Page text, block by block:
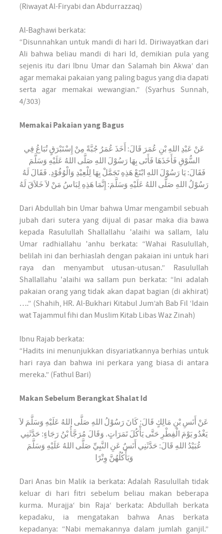
(Riwayat Al-Firyabi dan Abdurrazzaq)
Al-Baghawi berkata:
“Disunnahkan untuk mandi di hari Id. Diriwayatkan dari
Ali bahwa beliau mandi di hari Id, demikian pula yang
sejenis itu dari Ibnu Umar dan Salamah bin Akwa’ dan
agar memakai pakaian yang paling bagus yang dia dapati
serta agar memakai wewangian.” (Syarhus Sunnah,
4/303)
Memakai Pakaian yang Bagus
عَنْ عَبْدِ اللهِ بْنِ عُمَرَ قَالَ: أَخَذَ عُمَرُ جُبَّةً مِنْ إِسْتَبْرَقٍ تُبَاعُ فِي
السُّوْقِ فَأَخَذَهَا فَأَتَى بِهَا رَسُوْلَ اللهِ صَلَّى اللهُ عَلَيْهِ وَسَلَّمَ
فَقَالَ: يَا رَسُوْلَ اللهِ ابْتَعْ هَذِهِ تَجَمَّلْ بِهَا لِلْعِيْدِ وَالْوُفُوْدِ. فَقَالَ لَهُ
رَسُوْلُ اللهِ صَلَّى اللهُ عَلَيْهِ وَسَلَّمَ: إِنَّمَا هَذِهِ لِبَاسُ مَنْ لاَ خَلاَقَ لَهُ
Dari Abdullah bin Umar bahwa Umar mengambil sebuah
jubah dari sutera yang dijual di pasar maka dia bawa
kepada Rasulullah Shallallahu 'alaihi wa sallam, lalu
Umar radhiallahu 'anhu berkata: “Wahai Rasulullah,
belilah ini dan berhiaslah dengan pakaian ini untuk hari
raya dan menyambut utusan-utusan.” Rasulullah
Shallallahu 'alaihi wa sallam pun berkata: “Ini adalah
pakaian orang yang tidak akan dapat bagian (di akhirat)
….” (Shahih, HR. Al-Bukhari Kitabul Jum’ah Bab Fil ‘Idain
wat Tajammul fihi dan Muslim Kitab Libas Waz Zinah)
Ibnu Rajab berkata:
“Hadits ini menunjukkan disyariatkannya berhias untuk
hari raya dan bahwa ini perkara yang biasa di antara
mereka.” (Fathul Bari)
Makan Sebelum Berangkat Shalat Id
عَنْ أَنَسِ بْنِ مَالِكٍ قَالَ: كَانَ رَسُوْلُ اللهِ صَلَّى اللهُ عَلَيْهِ وَسَلَّمَ لاَ
يَغْدُو يَوْمَ الْفِطْرِ حَتَّى يَأْكُلَ تَمَرَاتٍ. وَقَالَ مُرَجَّأُ بْنُ رَجَاءٍ: حَدَّثَنِي
عُبَيْدُ اللهِ قَالَ: حَدَّثَنِي أَنَسٌ عَنِ النَّبِيِّ صَلَّى اللهُ عَلَيْهِ وَسَلَّمَ
وَيَأْكُلُهُنَّ وِتْرًا
Dari Anas bin Malik ia berkata: Adalah Rasulullah tidak
keluar di hari fitri sebelum beliau makan beberapa
kurma. Murajja‘ bin Raja‘ berkata: Abdullah berkata
kepadaku, ia mengatakan bahwa Anas berkata
kepadanya: “Nabi memakannya dalam jumlah ganjil.”